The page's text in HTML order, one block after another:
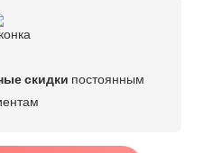
скидки постоянным